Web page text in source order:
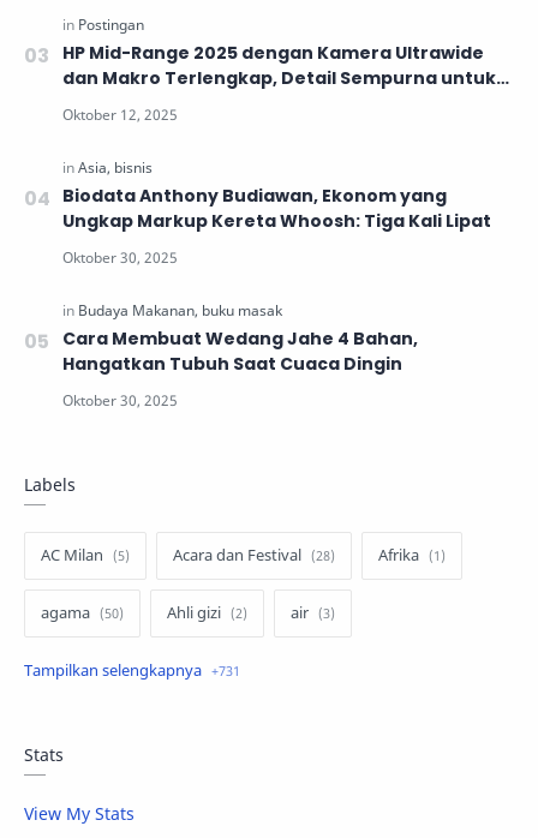
HP Mid-Range 2025 dengan Kamera Ultrawide
dan Makro Terlengkap, Detail Sempurna untuk
Generasi Muda
Biodata Anthony Budiawan, Ekonom yang
Ungkap Markup Kereta Whoosh: Tiga Kali Lipat
Cara Membuat Wedang Jahe 4 Bahan,
Hangatkan Tubuh Saat Cuaca Dingin
Labels
AC Milan Acara dan Festival Afrika
agama Ahli gizi air
air minum Airbnb
Stats
View My Stats